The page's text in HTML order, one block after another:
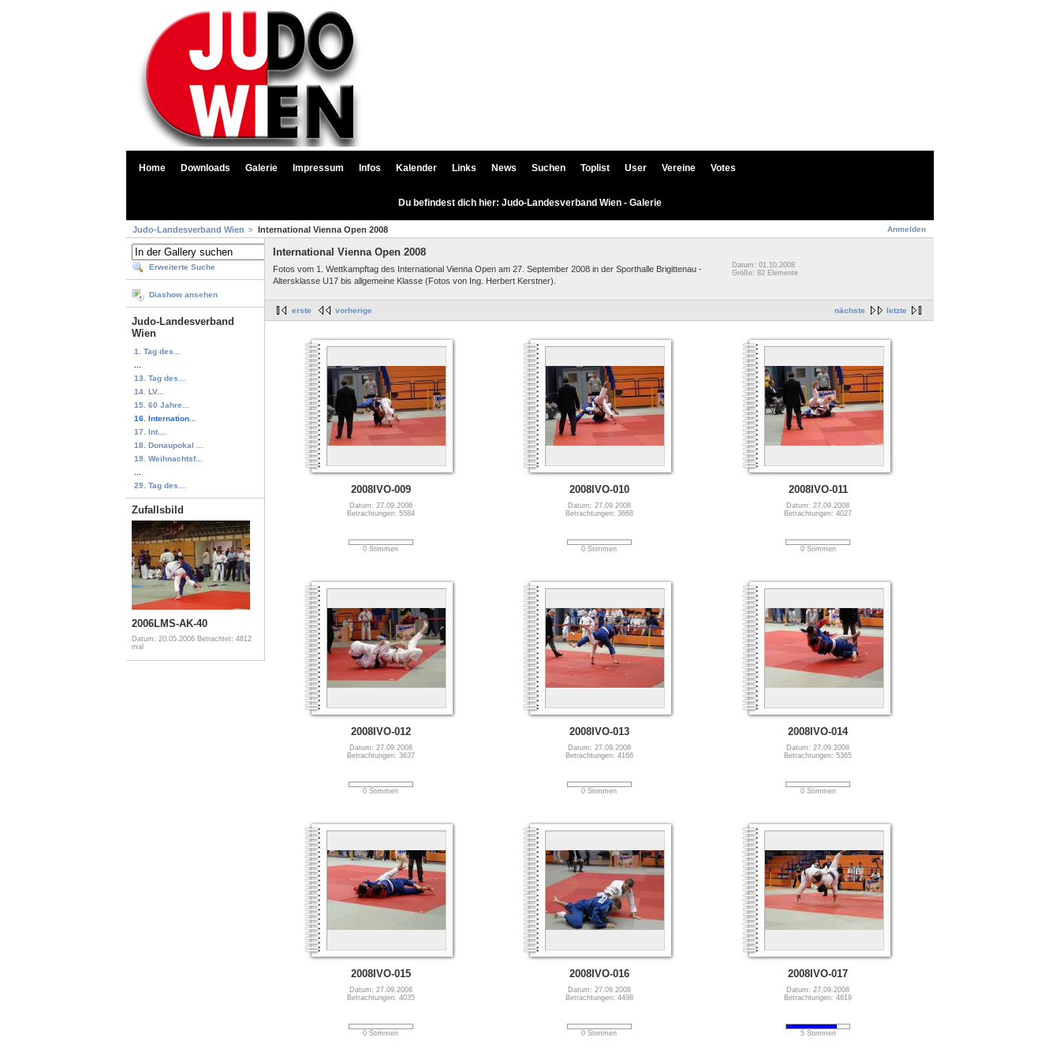
Home Downloads Galerie Impressum Infos Kalender Links News Suchen Toplist User Vereine Votes
Du befindest dich hier: Judo-Landesverband Wien - Galerie
Anmelden
Judo-Landesverband Wien International Vienna Open 2008
Erweiterte Suche
Diashow ansehen
Judo-Landesverband
Wien
1. Tag des...
13. Tag des...
14. LV...
15. 60 Jahre...
16. Internation...
17. Int....
18. Donaupokal ...
19. Weihnachtsf...
29. Tag des...
Zufallsbild
2006LMS-AK-40
Datum: 20.05.2006 Betrachtet: 4812
mal
International Vienna Open 2008
Fotos vom 1. Wettkampftag des International Vienna Open am 27. September 2008 in der Sporthalle Brigittenau -
Altersklasse U17 bis allgemeine Klasse (Fotos von Ing. Herbert Kerstner).
Datum: 01.10.2008
Größe: 82 Elemente
nächste letzte
erste vorherige
2008IVO-009
Datum: 27.09.2008
Betrachtungen: 5584
0 Stimmen
2008IVO-010
Datum: 27.09.2008
Betrachtungen: 3668
0 Stimmen
2008IVO-011
Datum: 27.09.2008
Betrachtungen: 4027
0 Stimmen
2008IVO-012
Datum: 27.09.2008
Betrachtungen: 3637
0 Stimmen
2008IVO-013
Datum: 27.09.2008
Betrachtungen: 4166
0 Stimmen
2008IVO-014
Datum: 27.09.2008
Betrachtungen: 5365
0 Stimmen
2008IVO-015
Datum: 27.09.2008
Betrachtungen: 4035
0 Stimmen
2008IVO-016
Datum: 27.09.2008
Betrachtungen: 4498
0 Stimmen
2008IVO-017
Datum: 27.09.2008
Betrachtungen: 4619
5 Stimmen